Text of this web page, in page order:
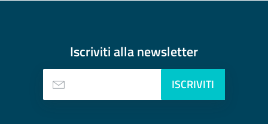
Iscriviti allanewsletter
ISCRIVITI